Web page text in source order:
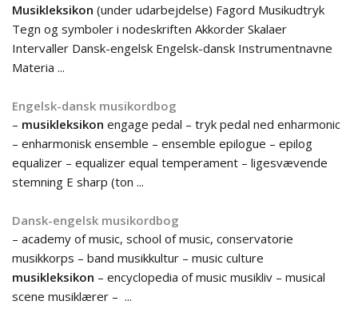
Musikleksikon (under udarbejdelse) Fagord Musikudtryk
Tegn og symboler i nodeskriften Akkorder Skalaer
Intervaller Dansk-engelsk Engelsk-dansk Instrumentnavne
Materia ...
Engelsk-dansk musikordbog
– musikleksikon engage pedal – tryk pedal ned enharmonic
– enharmonisk ensemble – ensemble epilogue – epilog
equalizer – equalizer equal temperament – ligesvævende
stemning E sharp (ton ...
Dansk-engelsk musikordbog
– academy of music, school of music, conservatorie
musikkorps – band musikkultur – music culture
musikleksikon – encyclopedia of music musikliv – musical
scene musiklærer – ...